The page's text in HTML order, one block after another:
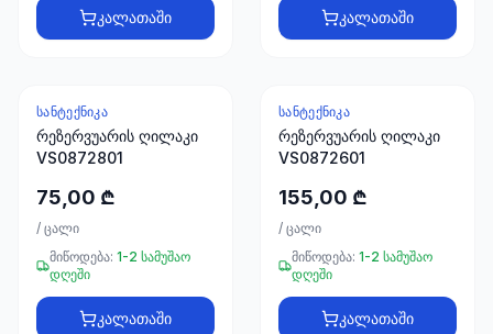
კალათაში კალათაში
ᲡᲐᲜᲢᲔᲥᲜᲘᲙᲐ
რეზერვუარის ღილაკი
VS0872801
75,00 ₾
/ ცალი
მიწოდება: 1-2 სამუშაო
დღეში
კალათაში
ᲡᲐᲜᲢᲔᲥᲜᲘᲙᲐ
რეზერვუარის ღილაკი
VS0872601
155,00 ₾
/ ცალი
მიწოდება: 1-2 სამუშაო
დღეში
კალათაში